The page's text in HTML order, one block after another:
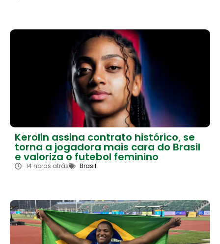
Kerolin assina contrato histórico, se
torna a jogadora mais cara do Brasil
e valoriza o futebol feminino
14 horas atrás Brasil